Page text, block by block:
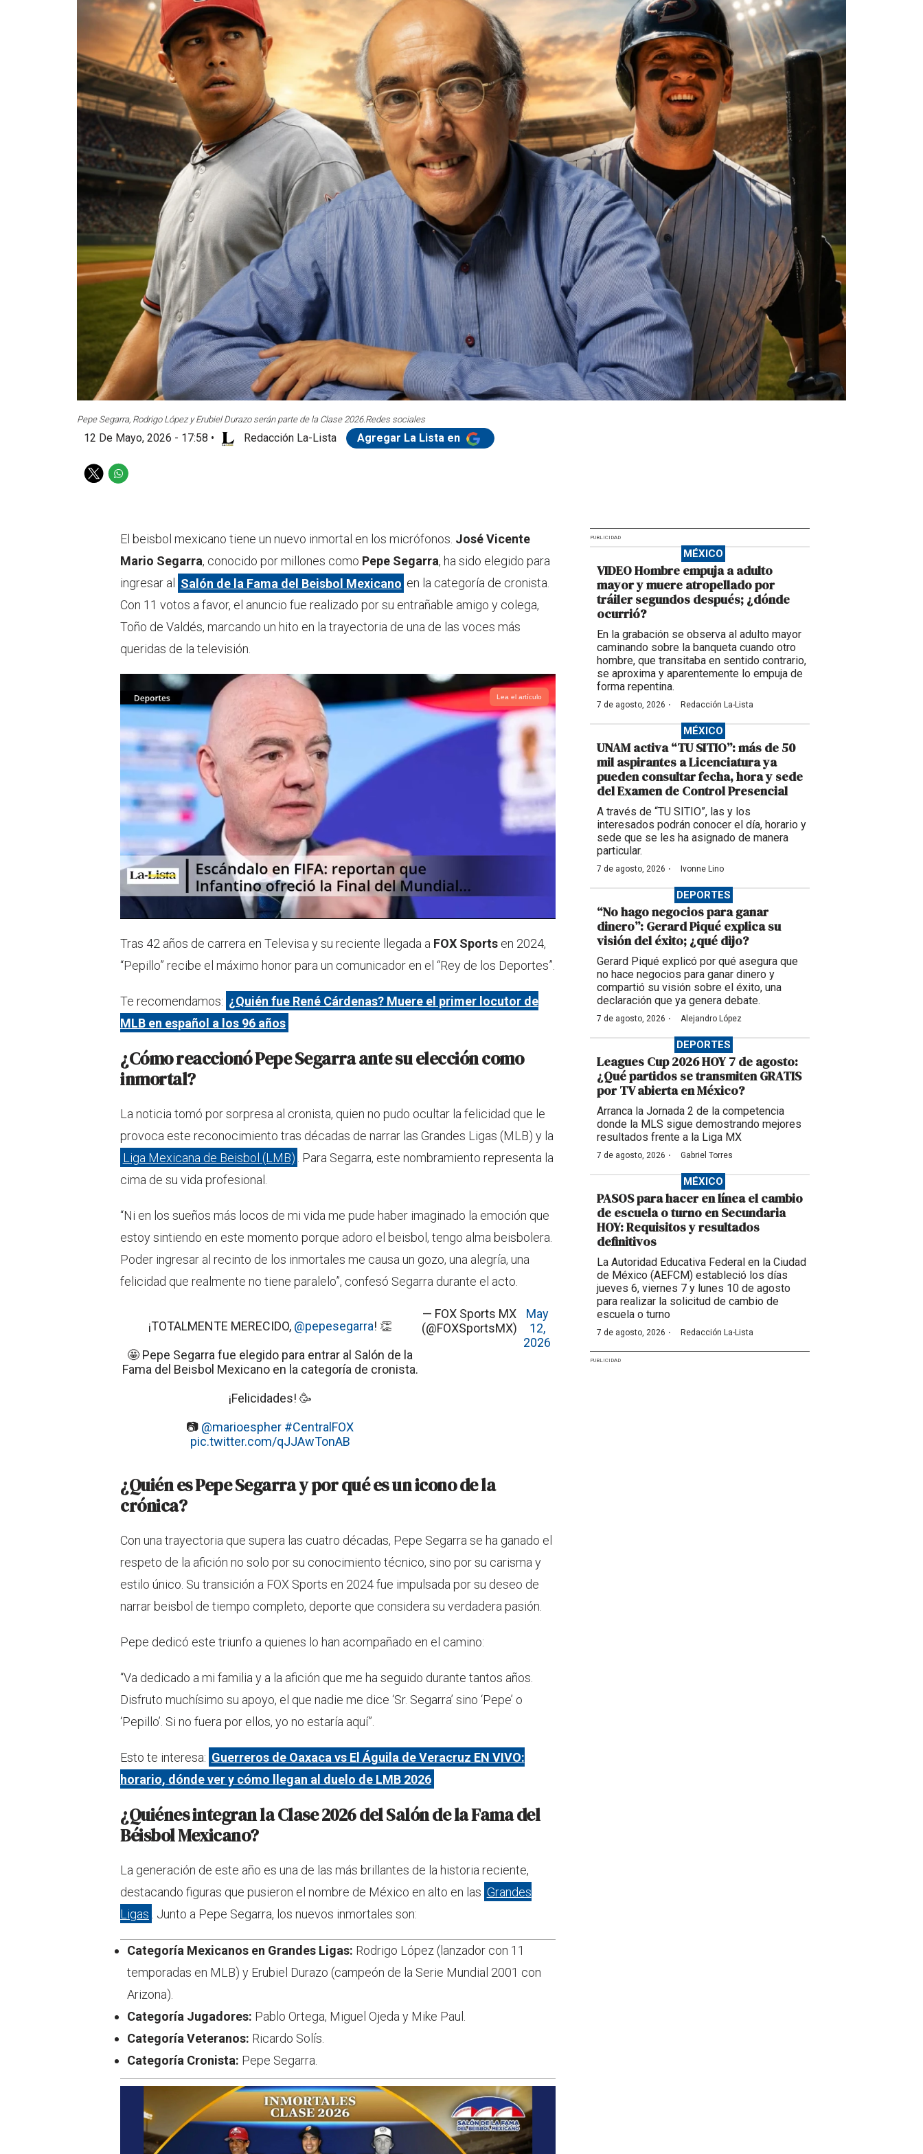
Pepe Segarra, Rodrigo López y Erubiel Durazo serán parte de la Clase 2026.Redes sociales
12 De Mayo, 2026 - 17:58 • Redacción La-Lista Agregar La Lista en
T
W
s
p
p
El beisbol mexicano tiene un nuevo inmortal en los micrófonos. José Vicente
Mario Segarra, conocido por millones como Pepe Segarra, ha sido elegido para
ingresar al
Salón de la Fama del Beisbol Mexicano en la categoría de cronista.
Con 11 votos a favor, el anuncio fue realizado por su entrañable amigo y colega,
Toño de Valdés, marcando un hito en la trayectoria de una de las voces más
queridas de la televisión.
Lea el artículo
Tras 42 años de carrera en Televisa y su reciente llegada a FOX Sports en 2024,
“Pepillo” recibe el máximo honor para un comunicador en el “Rey de los Deportes”.
Te recomendamos: ¿Quién fue René Cárdenas? Muere el primer locutor de
MLB en español a los 96 años
¿Cómo reaccionó Pepe Segarra ante su elección como
inmortal?
La noticia tomó por sorpresa al cronista, quien no pudo ocultar la felicidad que le
provoca este reconocimiento tras décadas de narrar las Grandes Ligas (MLB) y la
Liga Mexicana de Beisbol (LMB) . Para Segarra, este nombramiento representa la
cima de su vida profesional.
“Ni en los sueños más locos de mi vida me pude haber imaginado la emoción que
estoy sintiendo en este momento porque adoro el beisbol, tengo alma beisbolera.
Poder ingresar al recinto de los inmortales me causa un gozo, una alegría, una
felicidad que realmente no tiene paralelo”, confesó Segarra durante el acto.
¡TOTALMENTE MERECIDO, @pepesegarra! 👏
🤩 Pepe Segarra fue elegido para entrar al Salón de la
Fama del Beisbol Mexicano en la categoría de cronista.
¡Felicidades! 🥳
📷 @marioespher #CentralFOX
pic.twitter.com/qJJAwTonAB
— FOX Sports MX
(@FOXSportsMX)
May
12,
2026
¿Quién es Pepe Segarra y por qué es un icono de la
crónica?
Con una trayectoria que supera las cuatro décadas, Pepe Segarra se ha ganado el
respeto de la afición no solo por su conocimiento técnico, sino por su carisma y
estilo único. Su transición a FOX Sports en 2024 fue impulsada por su deseo de
narrar beisbol de tiempo completo, deporte que considera su verdadera pasión.
Pepe dedicó este triunfo a quienes lo han acompañado en el camino:
“Va dedicado a mi familia y a la afición que me ha seguido durante tantos años.
Disfruto muchísimo su apoyo, el que nadie me dice ‘Sr. Segarra’ sino ‘Pepe’ o
‘Pepillo’. Si no fuera por ellos, yo no estaría aquí”.
Esto te interesa: Guerreros de Oaxaca vs El Águila de Veracruz EN VIVO:
horario, dónde ver y cómo llegan al duelo de LMB 2026
¿Quiénes integran la Clase 2026 del Salón de la Fama del
Béisbol Mexicano?
La generación de este año es una de las más brillantes de la historia reciente,
destacando figuras que pusieron el nombre de México en alto en las Grandes
Ligas
. Junto a Pepe Segarra, los nuevos inmortales son:
Categoría Mexicanos en Grandes Ligas: Rodrigo López (lanzador con 11
temporadas en MLB) y Erubiel Durazo (campeón de la Serie Mundial 2001 con
Arizona).
Categoría Jugadores: Pablo Ortega, Miguel Ojeda y Mike Paul.
Categoría Veteranos: Ricardo Solís.
Categoría Cronista: Pepe Segarra.
PUBLICIDAD
MÉXICO
VIDEO Hombre empuja a adulto
mayor y muere atropellado por
tráiler segundos después; ¿dónde
ocurrió?
En la grabación se observa al adulto mayor
caminando sobre la banqueta cuando otro
hombre, que transitaba en sentido contrario,
se aproxima y aparentemente lo empuja de
forma repentina.
7 de agosto, 2026 · Redacción La-Lista
MÉXICO
UNAM activa “TU SITIO”: más de 50
mil aspirantes a Licenciatura ya
pueden consultar fecha, hora y sede
del Examen de Control Presencial
A través de “TU SITIO”, las y los
interesados podrán conocer el día, horario y
sede que se les ha asignado de manera
particular.
7 de agosto, 2026 · Ivonne Lino
DEPORTES
“No hago negocios para ganar
dinero”: Gerard Piqué explica su
visión del éxito; ¿qué dijo?
Gerard Piqué explicó por qué asegura que
no hace negocios para ganar dinero y
compartió su visión sobre el éxito, una
declaración que ya genera debate.
7 de agosto, 2026 · Alejandro López
DEPORTES
Leagues Cup 2026 HOY 7 de agosto:
¿Qué partidos se transmiten GRATIS
por TV abierta en México?
Arranca la Jornada 2 de la competencia
donde la MLS sigue demostrando mejores
resultados frente a la Liga MX
7 de agosto, 2026 · Gabriel Torres
MÉXICO
PASOS para hacer en línea el cambio
de escuela o turno en Secundaria
HOY: Requisitos y resultados
definitivos
La Autoridad Educativa Federal en la Ciudad
de México (AEFCM) estableció los días
jueves 6, viernes 7 y lunes 10 de agosto
para realizar la solicitud de cambio de
escuela o turno
7 de agosto, 2026 · Redacción La-Lista
PUBLICIDAD